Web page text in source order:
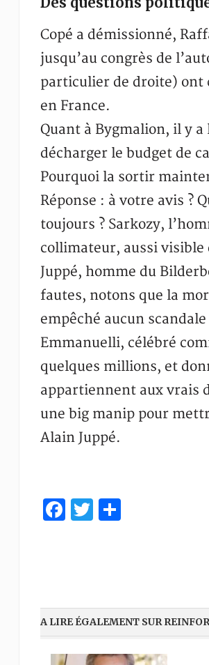
Copé a démissionné,
jusqu’au congrès de
particulier de droite) ont
en France.
Quant à Bygmalion, il y
décharger le budget de
Pourquoi la sortir
Réponse : à votre avis ?
toujours ? Sarkozy,
collimateur, aussi visible
Juppé, homme du
fautes, notons que la
empêché aucun
Emmanuelli, célébré
quelques millions, et
appartiennent aux vrais
une big manip pour
Alain Juppé.
Facebook
Twitter
Partager
A LIRE ÉGALEMENT SUR